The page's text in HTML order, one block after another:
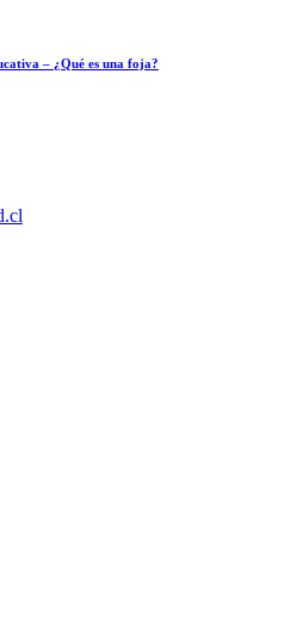
– ¿Qué es una foja?